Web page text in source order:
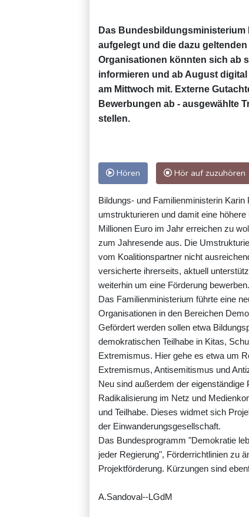
Das
aufgelegt und die dazu
Organisationen könnten sich ab
informieren und ab August
am Mittwoch mit. Externe
Bewerbungen ab - ausgewählte
stellen.
Hören Hör auf zuzuhören
Bildungs- und Familienministerin
umstrukturieren und damit eine
Millionen Euro im Jahr erreichen zu
zum Jahresende aus. Die
vom Koalitionspartner nicht
versicherte ihrerseits, aktuell
weiterhin um eine Förderung bewerben.
Das Familienministerium führte eine
Organisationen in den Bereichen
Gefördert werden sollen etwa
demokratischen Teilhabe in Kitas,
Extremismus. Hier gehe es etwa um
Extremismus, Antisemitismus und
Neu sind außerdem der
Radikalisierung im Netz und
und Teilhabe. Dieses widmet sich
der Einwanderungsgesellschaft.
Das Bundesprogramm "Demokratie
jeder Regierung", Förderrichtlinien zu
Projektförderung. Kürzungen sind
A.Sandoval--LGdM